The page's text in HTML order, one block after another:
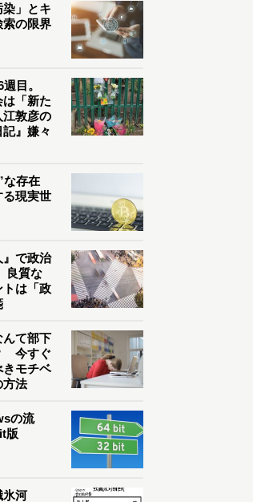
」とキ
索の限界
目。
「新た
江敦彦の
記』嫌々
な存在
現実世
』で政治
良質な
トは「政
んて部下
今すぐ
きモチベ
方法
の流
版
氷河